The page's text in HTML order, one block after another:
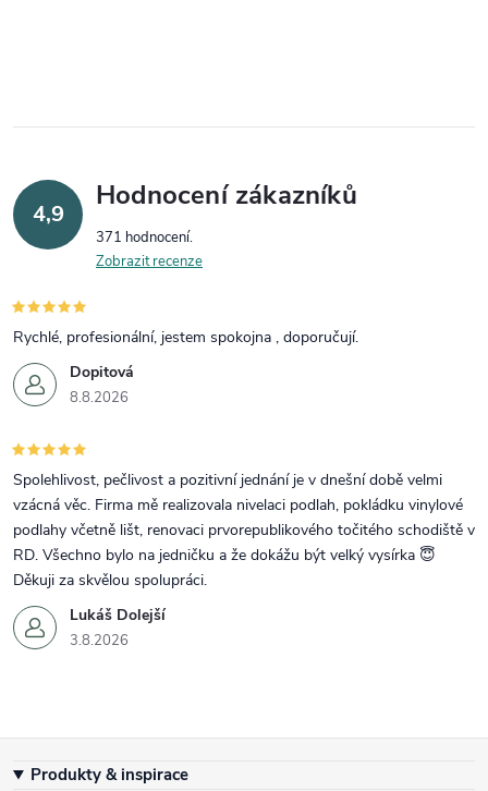
4,9
Hodnocení zákazníků
371 hodnocení
Zobrazit recenze
Dopitová
8.8.2026
Rychlé, profesionální, jestem spokojna , doporučují.
Lukáš Dolejší
3.8.2026
Spolehlivost, pečlivost a pozitivní jednání je v dnešní době velmi
vzácná věc. Firma mě realizovala nivelaci podlah, pokládku vinylové
podlahy včetně lišt, renovaci prvorepublikového točitého schodiště v
RD. Všechno bylo na jedničku a že dokážu být velký vysírka 😇
Děkuji za skvělou spolupráci.
Produkty & inspirace